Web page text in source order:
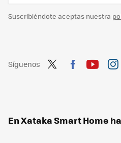
Suscribiéndote aceptas nuestra
Síguenos
En Xataka Smart Home